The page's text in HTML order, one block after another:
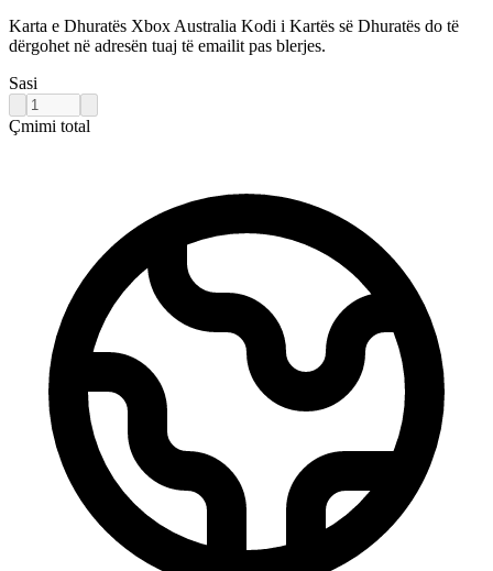
Karta e Dhuratës Xbox Australia Kodi i Kartës së Dhuratës do të
dërgohet në adresën tuaj të emailit pas blerjes.
Sasi
Çmimi total